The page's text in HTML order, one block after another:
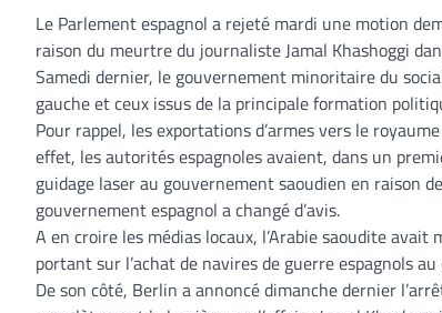
Le Parlement espagnol a rejeté mardi une motion
raison du meurtre du journaliste Jamal Khashoggi
Samedi dernier, le gouvernement minoritaire du
gauche et ceux issus de la principale formation
Pour rappel, les exportations d’armes vers le
effet, les autorités espagnoles avaient, dans un
guidage laser au gouvernement saoudien en raison
gouvernement espagnol a changé d’avis.
A en croire les médias locaux, l’Arabie saoudite
portant sur l’achat de navires de guerre espagnols
De son côté, Berlin a annoncé dimanche dernier